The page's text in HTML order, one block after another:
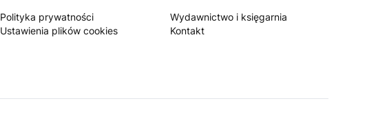
Polityka prywatności
Ustawienia plików cookies
Wydawnictwo i księgarnia
Kontakt